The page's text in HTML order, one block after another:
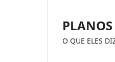
O QUE ELES